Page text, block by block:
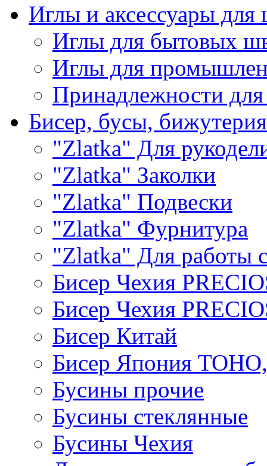
Иглы и аксессуары
Иглы для бытовых
Иглы для
Принадлежности
Бисер, бусы, бижутерия
"Zlatka" Для
"Zlatka" Заколки
"Zlatka" Подвески
"Zlatka" Фурнитура
"Zlatka" Для работы
Бисер Чехия
Бисер Чехия
Бисер Китай
Бисер Япония
Бусины прочие
Бусины стеклянные
Бусины Чехия